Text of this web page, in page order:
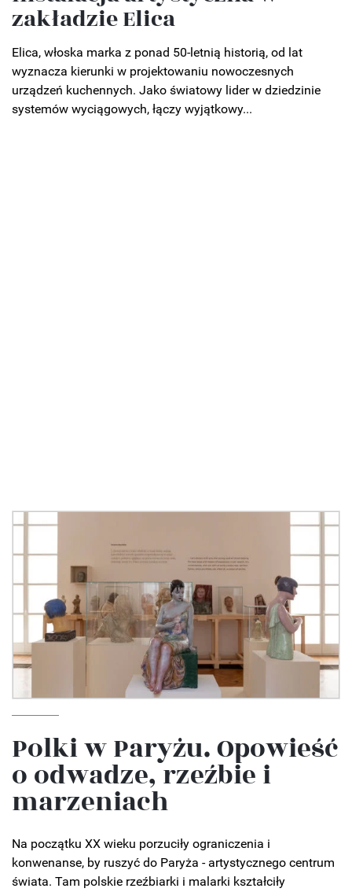
zakładzie Elica
Elica, włoska marka z ponad 50-letnią historią, od lat
wyznacza kierunki w projektowaniu nowoczesnych
urządzeń kuchennych. Jako światowy lider w dziedzinie
systemów wyciągowych, łączy wyjątkowy...
Polki w Paryżu. Opowieść
o odwadze, rzeźbie i
marzeniach
Na początku XX wieku porzuciły ograniczenia i
konwenanse, by ruszyć do Paryża - artystycznego centrum
świata. Tam polskie rzeźbiarki i malarki kształciły